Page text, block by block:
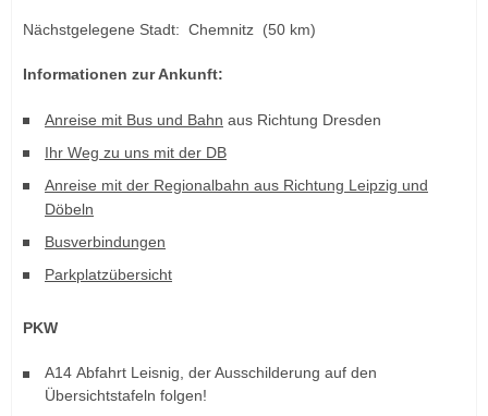
Nächstgelegene Stadt: Chemnitz (50 km)
Informationen zur Ankunft:
Anreise mit Bus und Bahn aus Richtung Dresden
Ihr Weg zu uns mit der DB
Anreise mit der Regionalbahn aus Richtung Leipzig und
Döbeln
Busverbindungen
Parkplatzübersicht
PKW
A14 Abfahrt Leisnig, der Ausschilderung auf den
Übersichtstafeln folgen!